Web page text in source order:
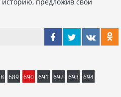
689 690 691 692 693 694